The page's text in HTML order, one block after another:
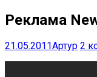
Реклама
21.05.2011Артур 2